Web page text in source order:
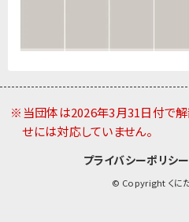
※当団体は2026年3月31日付で解
せには対応していません。
プライバシーポリシー
© Copyright くに